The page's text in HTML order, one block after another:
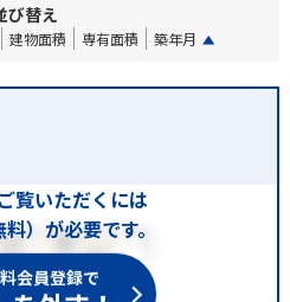
び替え
建物面積 専有面積 築年月
覧いただくには
）が必要です。
会員登録で